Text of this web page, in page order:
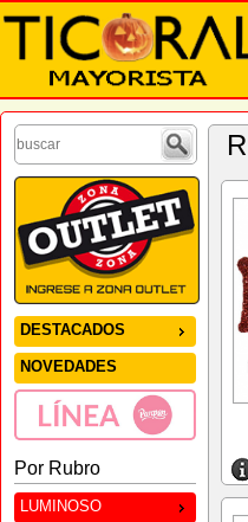
DESTACADOS
NOVEDADES
Por Rubro
LUMINOSO